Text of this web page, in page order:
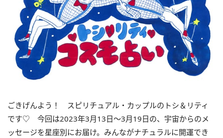
ごきげんよう！ スピリチュアル・カップルのトシ＆リティ
です♡ 今回は2023年3月13日〜3月19日の、宇宙からのメ
ッセージを星座別にお届け。みんながナチュラルに開運でき